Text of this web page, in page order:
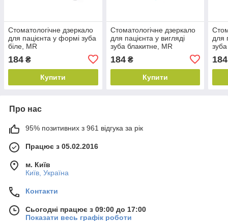
Стоматологічне дзеркало
для пацієнта у формі зуба
біле, MR
184 ₴
Купити
Стоматологічне дзеркало
для пацієнта у вигляді
зуба блакитне, MR
184₴
Купити
для
184
Про нас
95% позитивних з 961 відгука за рік
Працює з 05.02.2016
м. Київ
Київ, Україна
Контакти
Сьогодні працює з 09:00 до 17:00
Показати весь графік роботи